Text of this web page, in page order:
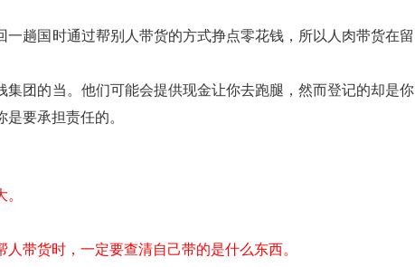
趟国时通过帮别人带货的方式挣点零花钱，所以人肉带货在留
团的当。他们可能会提供现金让你去跑腿，然而登记的却是你
要承担责任的。
带货时，一定要查清自己带的是什么东西。